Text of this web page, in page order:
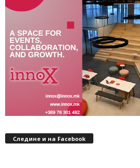
Следине и на Facebook